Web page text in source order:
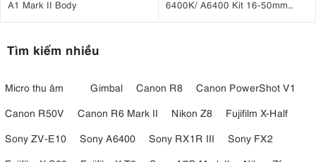
A1 Mark II Body
6400K/ A6400 Kit 16-50mm
Tìm kiếm nhiều
Micro thu âm Gimbal Canon R8
Canon PowerShot V1
Canon R50V
Canon R6 Mark II Nikon Z8
Fujifilm X-Half
Sony ZV-E10
Sony A6400 Sony RX1R III
Sony FX2